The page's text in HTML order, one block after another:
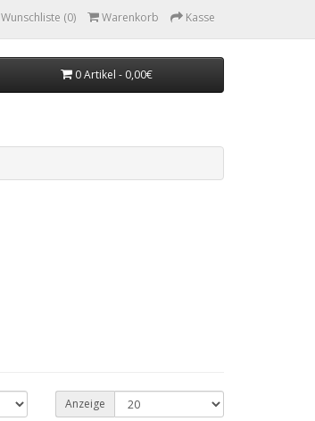
Wunschliste (0) Warenkorb Kasse
0 Artikel - 0,00€
Anzeige